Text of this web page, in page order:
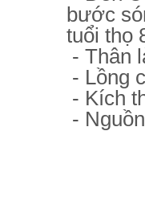
bước
tuổi thọ
- Thân
- Lồng
- Kích
-